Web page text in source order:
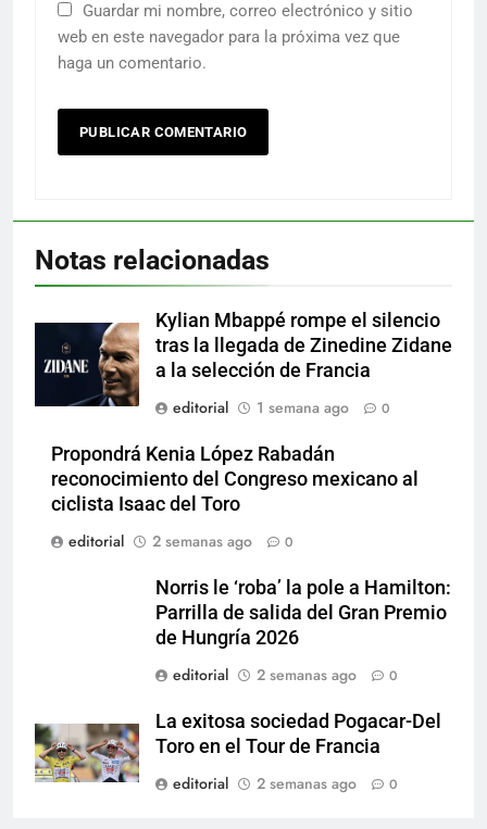
Guardar mi nombre, correo electrónico y sitio
web en este navegador para la próxima vez que
haga un comentario.
Notas relacionadas
Kylian Mbappé rompe el silencio
tras la llegada de Zinedine Zidane
a la selección de Francia
editorial
1 semana ago 0
Propondrá Kenia López Rabadán
reconocimiento del Congreso mexicano al
ciclista Isaac del Toro
editorial
2 semanas ago 0
Norris le ‘roba’ la pole a Hamilton:
Parrilla de salida del Gran Premio
de Hungría 2026
editorial
2 semanas ago 0
La exitosa sociedad Pogacar-Del
Toro en el Tour de Francia
editorial
2 semanas ago 0